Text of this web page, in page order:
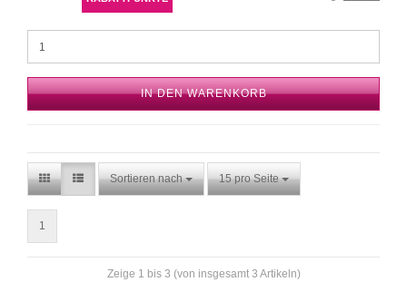
IN DEN WARENKORB
Sortieren nach 15 pro Seite
1
Zeige 1 bis 3 (von insgesamt 3 Artikeln)